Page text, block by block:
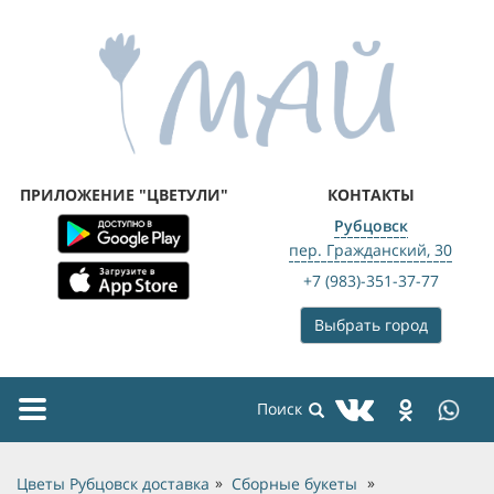
ПРИЛОЖЕНИЕ "ЦВЕТУЛИ"
КОНТАКТЫ
Рубцовск
пер. Гражданский, 30
+7 (983)-351-37-77
Выбрать город
Toggle
Цветы Рубцовск доставка Сборные букеты